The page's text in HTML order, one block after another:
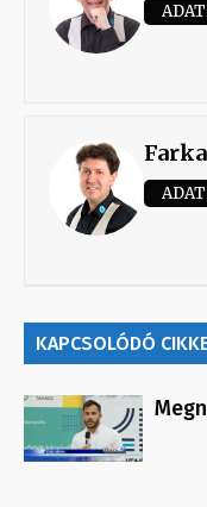
KAPCSOLÓDÓ